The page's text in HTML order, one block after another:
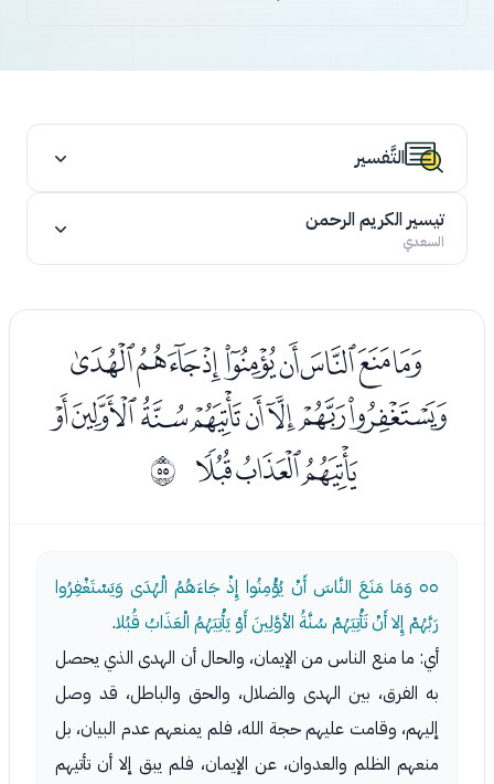
التَّفسير
تيسير الكريم الرحمن
السعدي
ﭡﭢﭣﭤﭥﭦﭧﭨ
ﭩﭪﭫﭬﭭﭮﭯﭰ
ﭱﭲﭳ ﰶ
٥٥ وَمَا مَنَعَ النَّاسَ أَنْ يُؤْمِنُوا إِذْ جَاءَهُمُ الْهُدَى وَيَسْتَغْفِرُوا
رَبَّهُمْ إِلا أَنْ تَأْتِيَهُمْ سُنَّةُ الأوَّلِينَ أَوْ يَأْتِيَهُمُ الْعَذَابُ قُبُلا.
أي: ما منع الناس من الإيمان، والحال أن الهدى الذي يحصل
به الفرق، بين الهدى والضلال، والحق والباطل، قد وصل
إليهم، وقامت عليهم حجة الله، فلم يمنعهم عدم البيان، بل
منعهم الظلم والعدوان، عن الإيمان، فلم يبق إلا أن تأتيهم